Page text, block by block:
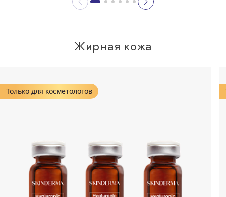
Жирная кожа
Только для косметологов